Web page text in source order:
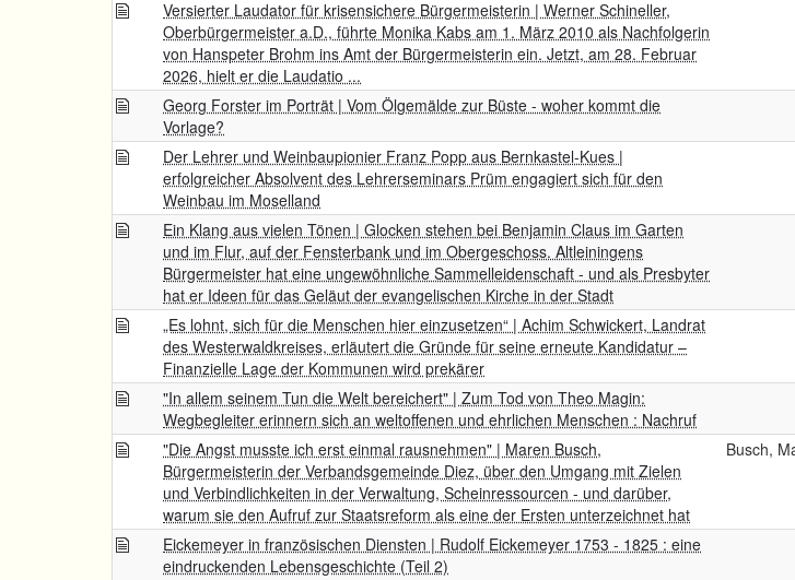
Versierter Laudator für krisensichere Bürgermeisterin | Werner Schineller,
Oberbürgermeister a.D., führte Monika Kabs am 1. März 2010 als Nachfolgerin
von Hanspeter Brohm ins Amt der Bürgermeisterin ein. Jetzt, am 28. Februar
2026, hielt er die Laudatio ...
Georg Forster im Porträt | Vom Ölgemälde zur Büste - woher kommt die
Vorlage?
Der Lehrer und Weinbaupionier Franz Popp aus Bernkastel-Kues |
erfolgreicher Absolvent des Lehrerseminars Prüm engagiert sich für den
Weinbau im Moselland
Ein Klang aus vielen Tönen | Glocken stehen bei Benjamin Claus im Garten
und im Flur, auf der Fensterbank und im Obergeschoss. Altleiningens
Bürgermeister hat eine ungewöhnliche Sammelleidenschaft - und als Presbyter
hat er Ideen für das Geläut der evangelischen Kirche in der Stadt
„Es lohnt, sich für die Menschen hier einzusetzen“ | Achim Schwickert, Landrat
des Westerwaldkreises, erläutert die Gründe für seine erneute Kandidatur –
Finanzielle Lage der Kommunen wird prekärer
"In allem seinem Tun die Welt bereichert" | Zum Tod von Theo Magin:
Wegbegleiter erinnern sich an weltoffenen und ehrlichen Menschen : Nachruf
"Die Angst musste ich erst einmal rausnehmen" | Maren Busch,
Bürgermeisterin der Verbandsgemeinde Diez, über den Umgang mit Zielen
und Verbindlichkeiten in der Verwaltung, Scheinressourcen - und darüber,
warum sie den Aufruf zur Staatsreform als eine der Ersten unterzeichnet hat
Busch,
Eickemeyer in französischen Diensten | Rudolf Eickemeyer 1753 - 1825 : eine
eindruckenden Lebensgeschichte (Teil 2)